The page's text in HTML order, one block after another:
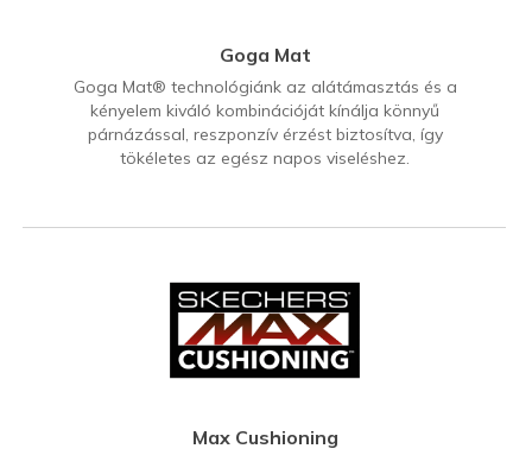
Goga Mat
Goga Mat® technológiánk az alátámasztás és a
kényelem kiváló kombinációját kínálja könnyű
párnázással, reszponzív érzést biztosítva, így
tökéletes az egész napos viseléshez.
Max Cushioning